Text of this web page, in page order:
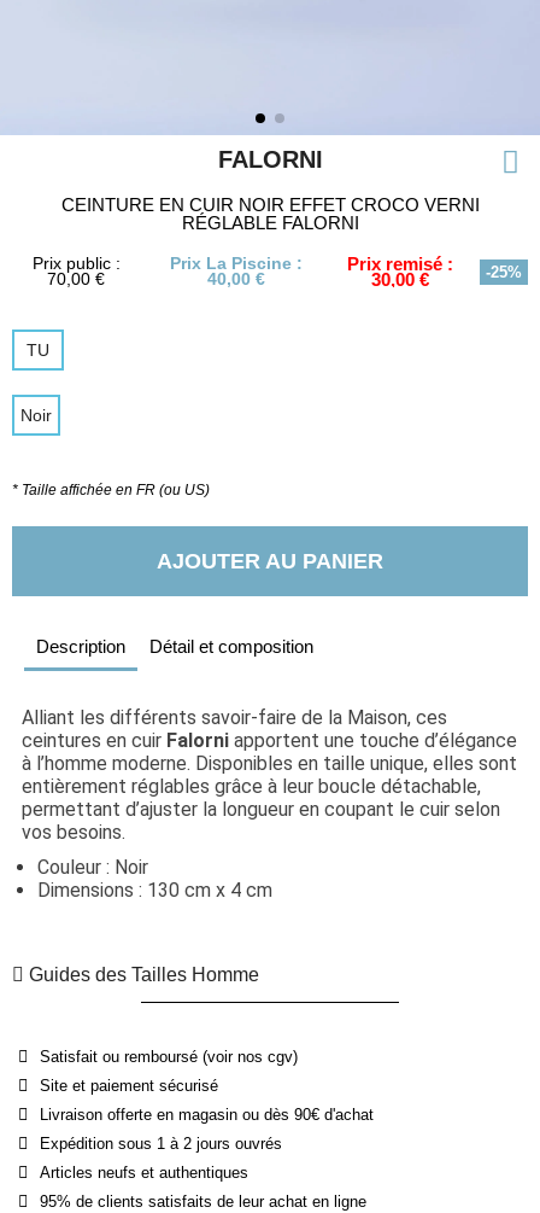
FALORNI
CEINTURE EN CUIR NOIR EFFET CROCO VERNI
RÉGLABLE FALORNI
Prix public :
70,00 €
Prix La Piscine :
40,00 €
Prix remisé :
30,00 € -25%
TU
Noir
* Taille affichée en FR (ou US)
AJOUTER AU PANIER
Description Détail et composition
Alliant les différents savoir-faire de la Maison, ces
ceintures en cuir Falorni apportent une touche d’élégance
à l’homme moderne. Disponibles en taille unique, elles sont
entièrement réglables grâce à leur boucle détachable,
permettant d’ajuster la longueur en coupant le cuir selon
vos besoins.
Couleur : Noir
Dimensions : 130 cm x 4 cm
Guides des Tailles Homme
Satisfait ou remboursé (voir nos cgv)
Site et paiement sécurisé
Livraison offerte en magasin ou dès 90€ d'achat
Expédition sous 1 à 2 jours ouvrés
Articles neufs et authentiques
95% de clients satisfaits de leur achat en ligne